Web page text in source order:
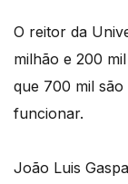
O reitor da
milhão e 200
que 700 mil são
funcionar.
João Luis